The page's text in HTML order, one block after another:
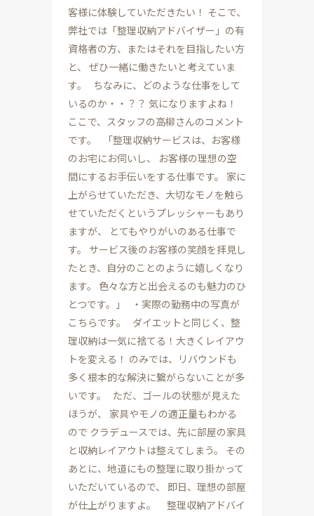
客様に体験していただきたい！ そこで、
弊社では「整理収納アドバイザー」の有
資格者の方、またはそれを目指したい方
と、 ぜひ一緒に働きたいと考えていま
す。 ちなみに、どのような仕事をして
いるのか・・？？ 気になりますよね！
ここで、スタッフの高柳さんのコメント
です。 「整理収納サービスは、お客様
のお宅にお伺いし、 お客様の理想の空
間にするお手伝いをする仕事です。 家に
上がらせていただき、大切なモノを触ら
せていただくというプレッシャーもあり
ますが、 とてもやりがいのある仕事で
す。 サービス後のお客様の笑顔を拝見し
たとき、自分のことのように嬉しくなり
ます。 色々な方と出会えるのも魅力のひ
とつです。」 ・実際の勤務中の写真が
こちらです。 ダイエットと同じく、整
理収納は一気に捨てる！大きくレイアウ
トを変える！ のみでは、リバウンドも
多く根本的な解決に繋がらないことが多
いです。 ただ、ゴールの状態が見えた
ほうが、 家具やモノの適正量もわかる
ので クラデュースでは、先に部屋の家具
と収納レイアウトは整えてしまう。 その
あとに、地道にもの整理に取り掛かって
いただいているので、 即日、理想の部屋
が仕上がりますよ。 整理収納アドバイ